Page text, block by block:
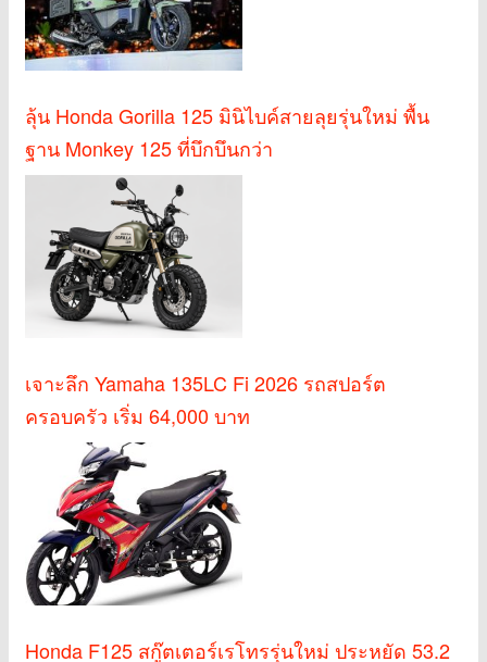
ลุ้น Honda Gorilla 125 มินิไบค์สายลุยรุ่นใหม่ พื้น
ฐาน Monkey 125 ที่บึกบึนกว่า
เจาะลึก Yamaha 135LC Fi 2026 รถสปอร์ต
ครอบครัว เริ่ม 64,000 บาท
Honda F125 สกู๊ตเตอร์เรโทรรุ่นใหม่ ประหยัด 53.2